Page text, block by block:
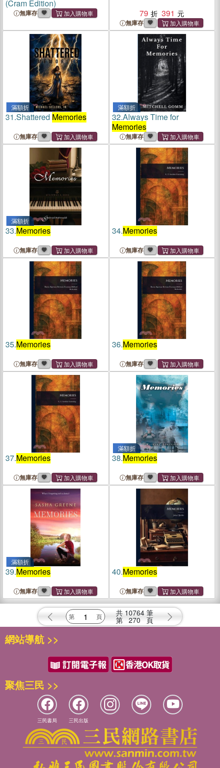
(Cram Edition)
無庫存
79
391
無庫存
滿額折
31.Shattered Memories
無庫存
滿額折
32.Always Time for
Memories
無庫存
滿額折
33.Memories
無庫存
34.Memories
無庫存
35.Memories
無庫存
36.Memories
無庫存
37.Memories
無庫存
滿額折
38.Memories
無庫存
滿額折
39.Memories
無庫存
40.Memories
無庫存
共 10764 筆
第 270 頁
網站導航 >>
聚焦三民 >>
三民書局 三民出版